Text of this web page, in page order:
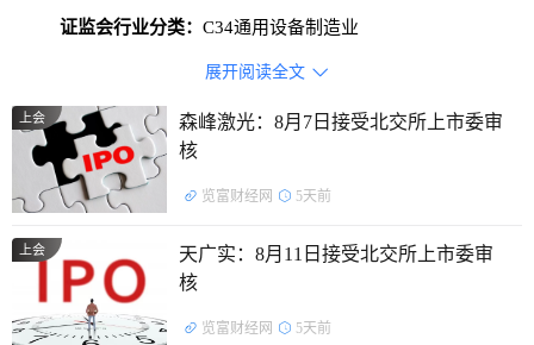
证监会行业分类： C34通用设备制造业
展开阅读全文 
上会
森峰激光：8月7日接受北交所上市委审
核
览富财经网 5天前
上会
天广实：8月11日接受北交所上市委审
核
览富财经网 5天前